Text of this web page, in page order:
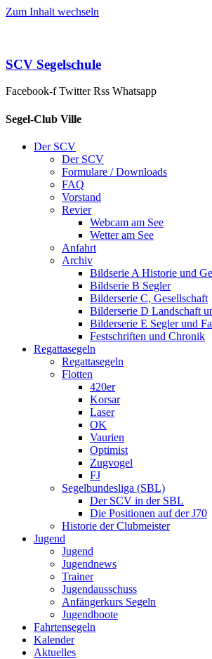
Zum Inhalt wechseln
SCV Segelschule
Facebook-f Twitter Rss Whatsapp
Segel-Club Ville
Der SCV
Der SCV
Formulare / Downloads
FAQ
Vorstand
Revier
Webcam am See
Wetter am See
Anfahrt
Archiv
Bildserie A Historie und
Bildserie B Segler
Bilderserie C, Gesellschaft
Bilderserie D Landschaft
Bilderserie E Segler und
Festschriften und Chronik
Regattasegeln
Regattasegeln
Flotten
420er
Korsar
Laser
OK
Vaurien
Optimist
Zugvogel
FJ
Segelbundesliga (SBL)
Der SCV in der SBL
Die Positionen auf der J70
Historie der Clubmeister
Jugend
Jugend
Jugendnews
Trainer
Jugendausschuss
Anfängerkurs Segeln
Jugendboote
Fahrtensegeln
Kalender
Aktuelles